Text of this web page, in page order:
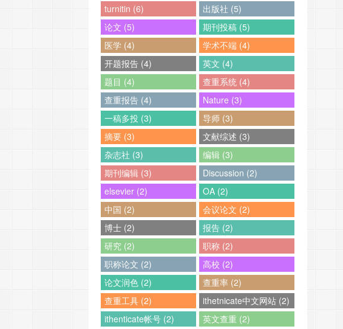
turnitin (6)
出版社 (5)
论文 (5)
期刊投稿 (5)
医学 (4)
学术不端 (4)
开题报告 (4)
英文 (4)
题目 (4)
查重系统 (4)
查重报告 (4)
Nature (3)
一稿多投 (3)
导师 (3)
摘要 (3)
文献综述 (3)
杂志社 (3)
编辑 (3)
期刊编辑 (3)
Discussion (2)
elsevier (2)
OA (2)
中国 (2)
会议论文 (2)
博士 (2)
报告 (2)
研究 (2)
职称 (2)
职称论文 (2)
高校 (2)
论文润色 (2)
查重率 (2)
查重工具 (2)
ithetnicate中文网站 (2)
ithenticate帐号 (2)
英文查重 (2)